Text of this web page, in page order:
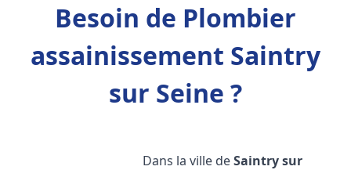
Besoin de Plombier
assainissement Saintry
sur Seine ?
Dans la ville deSaintry sur